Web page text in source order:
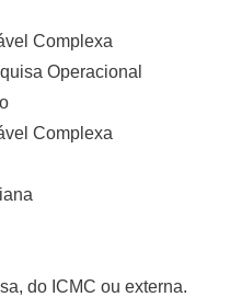
Complexa
Operacional
Complexa
do ICMC ou externa.